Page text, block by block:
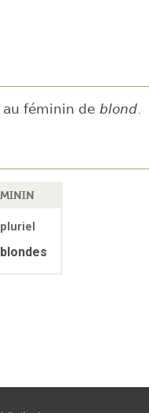
féminin de blond.
pluriel
blondes